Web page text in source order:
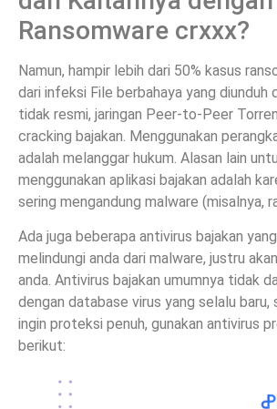
Ransomware crxxx?
Namun, hampir lebih dari 50% kasus
dari infeksi File berbahaya yang diunduh
tidak resmi, jaringan Peer-to-Peer
cracking bajakan. Menggunakan
adalah melanggar hukum. Alasan lain
menggunakan aplikasi bajakan adalah
sering mengandung malware (misalnya,
Ada juga beberapa antivirus bajakan
melindungi anda dari malware, justru
anda. Antivirus bajakan umumnya tidak
dengan database virus yang selalu baru,
ingin proteksi penuh, gunakan antivirus
berikut: